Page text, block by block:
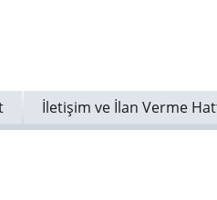
İletişim ve İlan Verme